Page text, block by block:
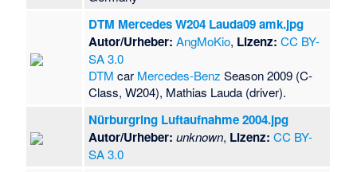
DTM Mercedes W204 Lauda09 amk.jpg
Autor/Urheber: AngMoKio, Lizenz: CC BY-
SA 3.0
DTM car Mercedes-Benz Season 2009 (C-
Class, W204), Mathias Lauda (driver).
Nürburgring Luftaufnahme 2004.jpg
Autor/Urheber: unknown, Lizenz: CC BY-
SA 3.0